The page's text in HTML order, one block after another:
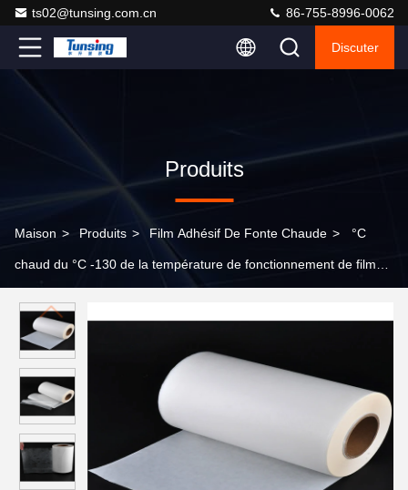
ts02@tunsing.com.cn 86-755-8996-0062
Discuter
Produits
Maison > Produits > Film Adhésif De Fonte Chaude > °C
chaud du °C -130 de la température de fonctionnement de film